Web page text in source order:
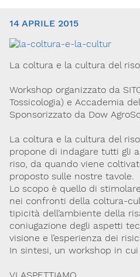
14 APRILE 2015
La coltura e la cultura del
Workshop organizzato da
Tossicologia) e Accademia
Sponsorizzato da Dow
La coltura e la cultura del
propone di indagare tutti gli
riso, da quando viene
proposto sulle nostre tavole.
Lo scopo è quello di
nei confronti della coltura-
tipicità dell’ambiente della
coniugazione degli aspetti
visione e l’esperienza dei
In sintesi, un workshop in
20129, Milano
C.F. 96330980580
P.I. 06792491000
Codice SDI: M5UXCR1
T. 02-29520311
M. Segreteria@sitox.org
Link utili
La Società